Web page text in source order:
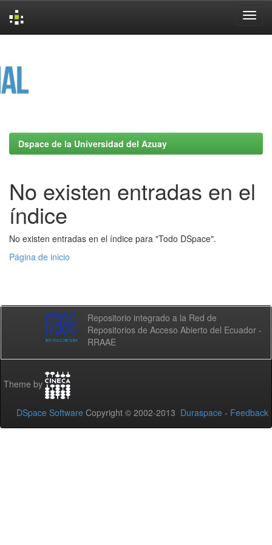
Dspace de la Universidad del Azuay
No existen entradas en el
índice
No existen entradas en el índice para "Todo DSpace".
Página de inicio
Repositorio integrado a la Red de
Repositorios de Acceso Abierto del Ecuador -
RRAAE
Theme by
DSpace Software Copyright © 2002-2013 Duraspace - Feedback